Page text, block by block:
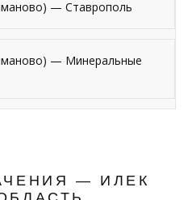
— Ставрополь
— Минеральные
— ИЛЕК